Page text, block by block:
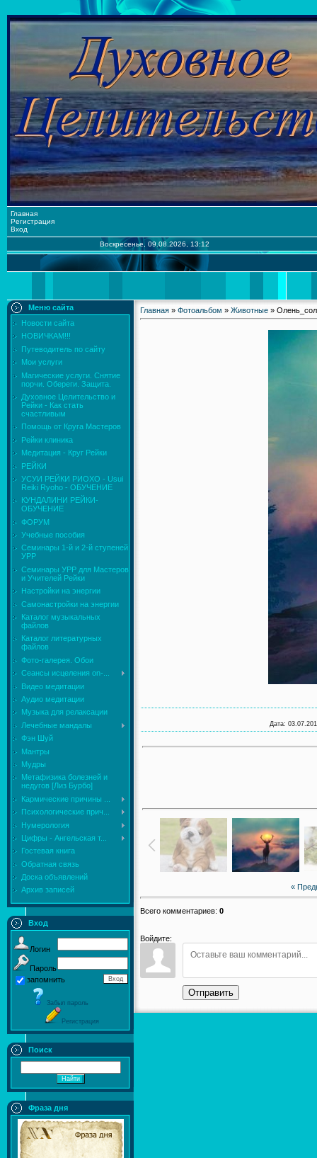
Главная
Регистрация
Вход
Воскресенье, 09.08.2026, 13:12
Меню сайта
Новости сайта
НОВИЧКАМ!!!
Путеводитель по сайту
Мои услуги
Магические услуги. Снятие
порчи. Обереги. Защита.
Духовное Целительство и
Рейки - Как стать
счастливым
Помощь от Круга Мастеров
Рейки клиника
Медитация - Круг Рейки
РЕЙКИ
УСУИ РЕЙКИ РИОХО - Usui
Reiki Ryoho - ОБУЧЕНИЕ
КУНДАЛИНИ РЕЙКИ-
ОБУЧЕНИЕ
ФОРУМ
Учебные пособия
Семинары 1-й и 2-й ступеней
УРР
Семинары УРР для Мастеров
и Учителей Рейки
Настройки на энергии
Самонастройки на энергии
Каталог музыкальных
файлов
Каталог литературных
файлов
Фото-галерея. Обои
Сеансы исцеления on-...
Видео медитации
Аудио медитации
Музыка для релаксации
Лечебные мандалы
Фэн Шуй
Мантры
Мудры
Mетафизика болезней и
недугов [Лиз Бурбо]
Кармические причины ...
Психологические прич...
Нумерология
Цифры - Ангельская т...
Гостевая книга
Обратная связь
Доска объявлений
Архив записей
Вход
Логин
Пароль
запомнить
Забыл пароль
Регистрация
Поиск
Фраза дня
Главная » Фотоальбом » Животные »
Дата:
«
Всего комментариев: 0
Войдите:
Отправить